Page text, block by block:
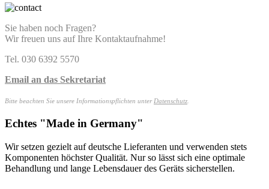
Sie haben noch Fragen?
Wir freuen uns auf Ihre Kontaktaufnahme!
Tel. 030 6392 5570
Email an das Sekretariat
Bitte beachten Sie unsere Informationspflichten unterDatenschutz.
Echtes "Made in Germany"
Wir setzen gezielt auf deutsche Lieferanten und verwenden stets
Komponenten höchster Qualität. Nur so lässt sich eine optimale
Behandlung und lange Lebensdauer des Geräts sicherstellen.